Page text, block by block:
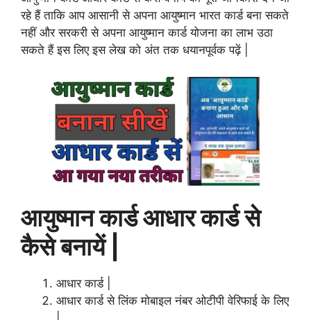
रहे हैं ताकि आप आसानी से अपना आयुष्मान भारत कार्ड बना सकते
नहीं और सरकरी से अपना आयुष्मान कार्ड योजना का लाभ उठा
सकते हैं इस लिए इस लेख को अंत तक धयानपूर्वक पढ़ें |
आयुष्मान कार्ड आधार कार्ड से
कैसे बनायें |
आधार कार्ड |
आधार कार्ड से लिंक मोबाइल नंबर ओटीपी वेरिफाई के लिए